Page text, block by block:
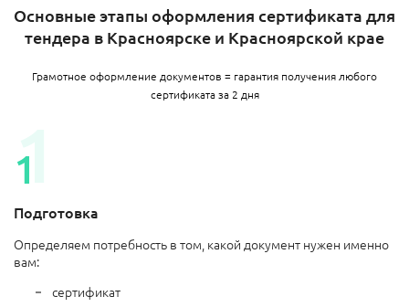
Основные этапы оформления сертификата для
тендера в Красноярске и Красноярской крае
Грамотное оформление документов = гарантия получения любого
сертификата за 2 дня
Подготовка
Определяем потребность в том, какой документ нужен именно
вам:
сертификат